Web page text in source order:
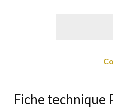
Fiche technique